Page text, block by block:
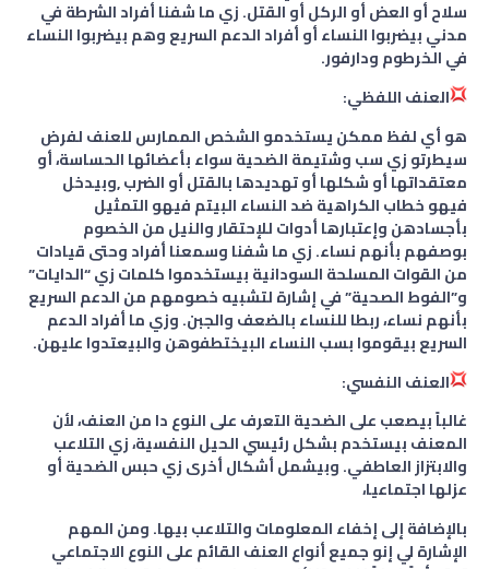
سلاح أو العض أو الركل أو القتل. زي ما شفنا أفراد الشرطة في
مدني بيضربوا النساء أو أفراد الدعم السريع وهم بيضربوا النساء
في الخرطوم ودارفور.
العنف اللفظي:
هو أي لفظ ممكن يستخدمو الشخص الممارس للعنف لفرض
سيطرتو زي سب وشتيمة الضحية سواء بأعضائها الحساسة، أو
معتقداتها أو شكلها أو تهديدها بالقتل أو الضرب ,وبيدخل
فيهو خطاب الكراهية ضد النساء البيتم فيهو التمثيل
بأجسادهن وإعتبارها أدوات للإحتقار والنيل من الخصوم
بوصفهم بأنهم نساء. زي ما شفنا وسمعنا أفراد وحتى قيادات
من القوات المسلحة السودانية بيستخدموا كلمات زي “الدايات”
و”الفوط الصحية” في إشارة لتشبيه خصومهم من الدعم السريع
بأنهم نساء، ربطا للنساء بالضعف والجبن. وزي ما أفراد الدعم
السريع بيقوموا بسب النساء البيختطفوهن والبيعتدوا عليهن.
العنف النفسي:
غالباً بيصعب على الضحية التعرف على النوع دا من العنف، لأن
المعنف بيستخدم بشكل رئيسي الحيل النفسية، زي التلاعب
والابتزاز العاطفي. وبيشمل أشكال أخرى زي حبس الضحية أو
عزلها اجتماعيا،
بالإضافة إلى إخفاء المعلومات والتلاعب بيها. ومن المهم
الإشارة لي إنو جميع أنواع العنف القائم على النوع الاجتماعي